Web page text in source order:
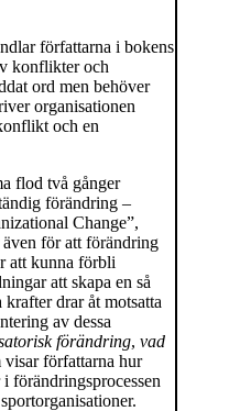
författarna i bokens
konflikter och
ord men behöver
organisationen
och en
flod två gånger
förändring –
Change”,
för att förändring
att kunna förbli
att skapa en så
drar åt motsatta
av dessa
förändring, vad
visar författarna hur
förändringsprocessen